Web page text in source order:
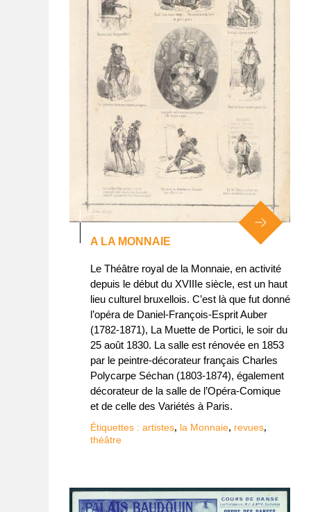
A LA MONNAIE
Le Théâtre royal de la Monnaie, en activité
depuis le début du XVIIIe siècle, est un haut
lieu culturel bruxellois. C’est là que fut donné
l’opéra de Daniel-François-Esprit Auber
(1782-1871), La Muette de Portici, le soir du
25 août 1830. La salle est rénovée en 1853
par le peintre-décorateur français Charles
Polycarpe Séchan (1803-1874), également
décorateur de la salle de l’Opéra-Comique
et de celle des Variétés à Paris.
Étiquettes : artistes, la Monnaie, revues,
théâtre